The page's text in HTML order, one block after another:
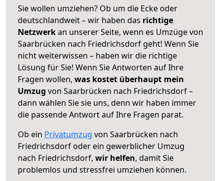
Sie wollen umziehen? Ob um die Ecke oder
deutschlandweit – wir haben das richtige
Netzwerkan unserer Seite, wenn es Umzüge von
Saarbrücken nach Friedrichsdorf geht! Wenn Sie
nicht weiterwissen – haben wir die richtige
Lösung für Sie! Wenn Sie Antworten auf Ihre
Fragen wollen, was kostet überhaupt mein
Umzug von Saarbrücken nach Friedrichsdorf –
dann wählen Sie sie uns, denn wir haben immer
die passende Antwort auf Ihre Fragen parat.
Ob ein Privatumzug von Saarbrücken nach
Friedrichsdorf oder ein gewerblicher Umzug
nach Friedrichsdorf, wir helfen, damit Sie
problemlos und stressfrei umziehen können.